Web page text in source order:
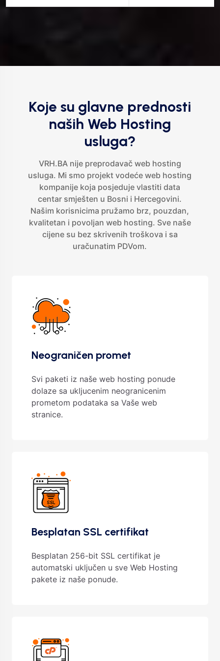
Koje su glavne prednosti
naših Web Hosting
usluga?
VRH.BA nije preprodavač web hosting
usluga. Mi smo projekt vodeće web hosting
kompanije koja posjeduje vlastiti data
centar smješten u Bosni i Hercegovini.
Našim korisnicima pružamo brz, pouzdan,
kvalitetan i povoljan web hosting. Sve naše
cijene su bez skrivenih troškova i sa
uračunatim PDVom.
Neograničen promet
Svi paketi iz naše web hosting ponude
dolaze sa ukljucenim neogranicenim
prometom podataka sa Vaše web
stranice.
Besplatan SSL certifikat
Besplatan 256-bit SSL certifikat je
automatski uključen u sve Web Hosting
pakete iz naše ponude.